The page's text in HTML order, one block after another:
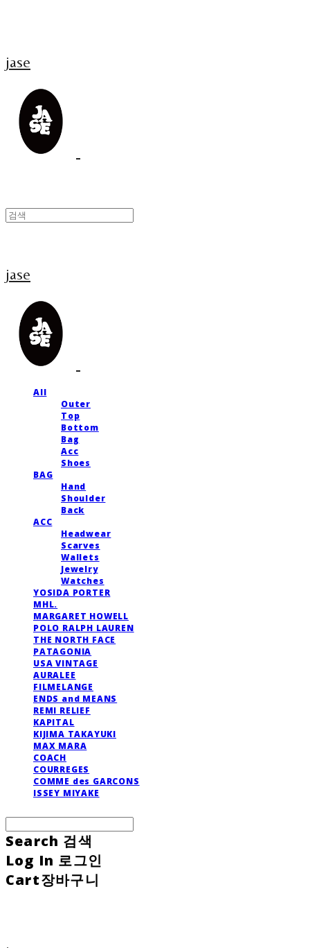
jase
jase
All
Outer
Top
Bottom
Bag
Acc
Shoes
BAG
Hand
Shoulder
Back
ACC
Headwear
Scarves
Wallets
Jewelry
Watches
YOSIDA PORTER
MHL.
MARGARET HOWELL
POLO RALPH LAUREN
THE NORTH FACE
PATAGONIA
USA VINTAGE
AURALEE
FILMELANGE
ENDS and MEANS
REMI RELIEF
KAPITAL
KIJIMA TAKAYUKI
MAX MARA
COACH
COURREGES
COMME des GARCONS
ISSEY MIYAKE
Search 검색
Log In 로그인
Cart장바구니